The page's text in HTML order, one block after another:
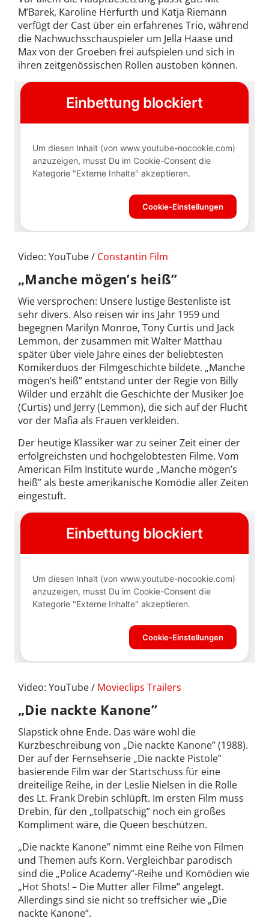
M’Barek, Karoline Herfurth und Katja Riemann
verfügt der Cast über ein erfahrenes Trio, während
die Nachwuchsschauspieler um Jella Haase und
Max von der Groeben frei aufspielen und sich in
ihren zeitgenössischen Rollen austoben können.
Video: YouTube / Constantin Film
„Manche mögen’s heiß”
Wie versprochen: Unsere lustige Bestenliste ist
sehr divers. Also reisen wir ins Jahr 1959 und
begegnen Marilyn Monroe, Tony Curtis und Jack
Lemmon, der zusammen mit Walter Matthau
später über viele Jahre eines der beliebtesten
Komikerduos der Filmgeschichte bildete. „Manche
mögen’s heiß” entstand unter der Regie von Billy
Wilder und erzählt die Geschichte der Musiker Joe
(Curtis) und Jerry (Lemmon), die sich auf der Flucht
vor der Mafia als Frauen verkleiden.
Der heutige Klassiker war zu seiner Zeit einer der
erfolgreichsten und hochgelobtesten Filme. Vom
American Film Institute wurde „Manche mögen’s
heiß” als beste amerikanische Komödie aller Zeiten
eingestuft.
Video: YouTube / Movieclips Trailers
„Die nackte Kanone”
Slapstick ohne Ende. Das wäre wohl die
Kurzbeschreibung von „Die nackte Kanone” (1988).
Der auf der Fernsehserie „Die nackte Pistole”
basierende Film war der Startschuss für eine
dreiteilige Reihe, in der Leslie Nielsen in die Rolle
des Lt. Frank Drebin schlüpft. Im ersten Film muss
Drebin, für den „tollpatschig” noch ein großes
Kompliment wäre, die Queen beschützen.
„Die nackte Kanone” nimmt eine Reihe von Filmen
und Themen aufs Korn. Vergleichbar parodisch
sind die „Police Academy”-Reihe und Komödien wie
„Hot Shots! – Die Mutter aller Filme” angelegt.
Allerdings sind sie nicht so treffsicher wie „Die
nackte Kanone”.